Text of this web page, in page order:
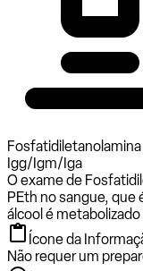
Igg/Igm/Iga
O exame de
PEth no sangue, que
álcool é
Ícone da
Não requer um